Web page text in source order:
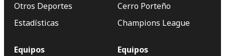
Otros Deportes
Estadísticas
Cerro Porteño
Champions League
Equipos
Equipos